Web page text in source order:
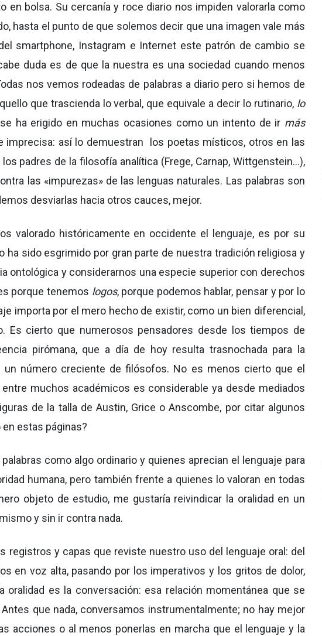
en bolsa. Su cercanía y roce diario nos impiden valorarla como
hasta el punto de que solemos decir que una imagen vale más
smartphone, Instagram e Internet este patrón de cambio se
duda es de que la nuestra es una sociedad cuando menos
nos vemos rodeadas de palabras a diario pero si hemos de
que trascienda lo verbal, que equivale a decir lo rutinario, lo
ha erigido en muchas ocasiones como un intento de ir más
imprecisa: así lo demuestran los poetas místicos, otros en las
padres de la filosofía analítica (Frege, Carnap, Wittgenstein…),
las «impurezas» de las lenguas naturales. Las palabras son
desviarlas hacia otros cauces, mejor.
valorado históricamente en occidente el lenguaje, es por su
ha sido esgrimido por gran parte de nuestra tradición religiosa y
ontológica y considerarnos una especie superior con derechos
porque tenemos logos, porque podemos hablar, pensar y por lo
importa por el mero hecho de existir, como un bien diferencial,
Es cierto que numerosos pensadores desde los tiempos de
pirómana, que a día de hoy resulta trasnochada para la
número creciente de filósofos. No es menos cierto que el
muchos académicos es considerable ya desde mediados
de la talla de Austin, Grice o Anscombe, por citar algunos
estas páginas?
como algo ordinario y quienes aprecian el lenguaje para
humana, pero también frente a quienes lo valoran en todas
objeto de estudio, me gustaría reivindicar la oralidad en un
y sin ir contra nada.
registros y capas que reviste nuestro uso del lenguaje oral: del
en voz alta, pasando por los imperativos y los gritos de dolor,
oralidad es la conversación: esa relación momentánea que se
que nada, conversamos instrumentalmente; no hay mejor
acciones o al menos ponerlas en marcha que el lenguaje y la